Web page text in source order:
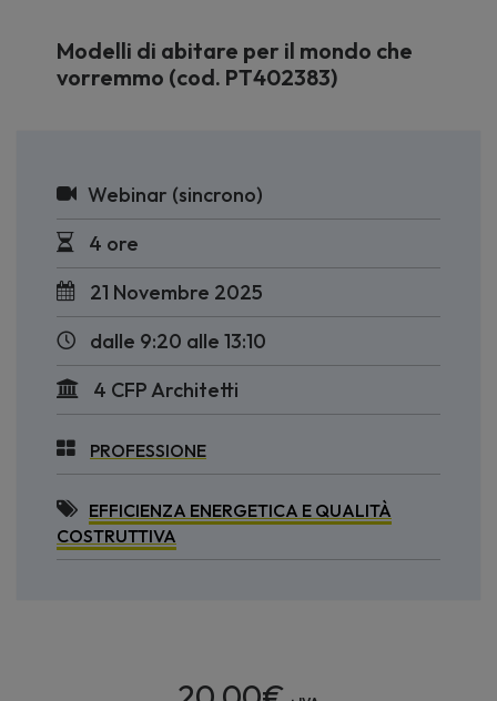
Modelli di abitare per il mondo che
vorremmo (cod. PT402383)
Webinar (sincrono)
4 ore
21 Novembre 2025
dalle 9:20 alle 13:10
4 CFP Architetti
PROFESSIONE
EFFICIENZA ENERGETICA E QUALITÀ
COSTRUTTIVA